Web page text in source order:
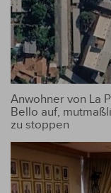
Anwohner von La
Bello auf,
zu stoppen